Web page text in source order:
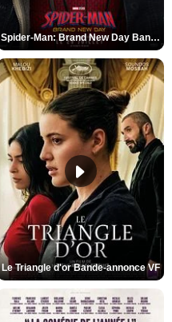
Spider-Man: Brand New Day Bande-annonce VO STFR
Le Triangle d'or Bande-annonce VF